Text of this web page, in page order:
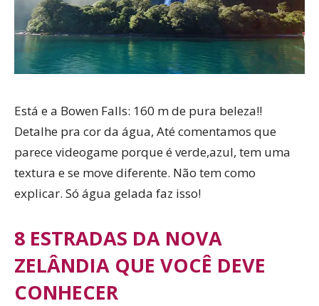
Está e a Bowen Falls: 160 m de pura beleza!!
Detalhe pra cor da água, Até comentamos que
parece videogame porque é verde,azul, tem uma
textura e se move diferente. Não tem como
explicar. Só água gelada faz isso!
8 ESTRADAS DA NOVA
ZELÂNDIA QUE VOCÊ DEVE
CONHECER